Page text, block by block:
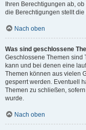
Ihren Berechtigungen ab,
die Berechtigungen stellt
Nach oben
Was sind geschlossene
Geschlossene Themen sind
kann und bei denen eine
Themen können aus vielen
gesperrt werden. Eventuell
Themen zu schließen,
wurde.
Nach oben